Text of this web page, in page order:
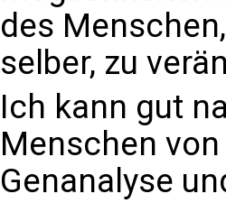
des
selber, zu
Ich kann gut
Menschen
Genanalyse